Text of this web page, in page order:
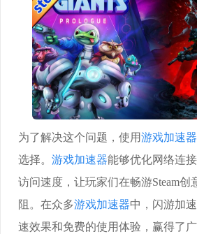
为了解决这个问题，使用游戏加速器
选择。 游戏加速器能够优化网络连
访问速度，让玩家们在畅游Steam创
阻。在众多游戏加速器中，闪游加
速效果和免费的使用体验，赢得了广